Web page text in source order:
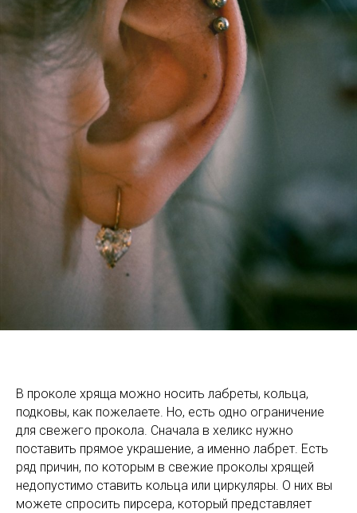
В проколе хряща можно носить лабреты, кольца,
подковы, как пожелаете. Но, есть одно ограничение
для свежего прокола. Сначала в хеликс нужно
поставить прямое украшение, а именно лабрет. Есть
ряд причин, по которым в свежие проколы хрящей
недопустимо ставить кольца или циркуляры. О них вы
можете спросить пирсера, который представляет